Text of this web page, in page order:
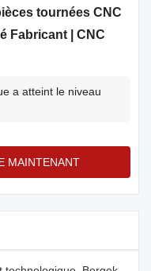
tournées CNC
Fabricant | CNC
a atteint le niveau
MAINTENANT